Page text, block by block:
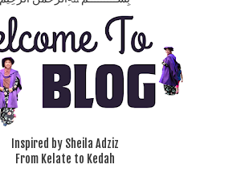
Inspired by Sheila Adziz
From Kelate to Kedah